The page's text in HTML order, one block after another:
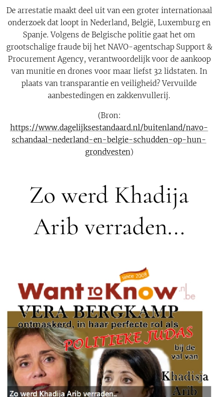
De arrestatie maakt deel uit van een groter internationaal
onderzoek dat loopt in Nederland, België, Luxemburg en
Spanje. Volgens de Belgische politie gaat het om
grootschalige fraude bij het NAVO-agentschap Support &
Procurement Agency, verantwoordelijk voor de aankoop
van munitie en drones voor maar liefst 32 lidstaten. In
plaats van transparantie en veiligheid? Vervuilde
aanbestedingen en zakkenvullerij.
(Bron:
https://www.dagelijksestandaard.nl/buitenland/navo-
schandaal-nederland-en-belgie-schudden-op-hun-
grondvesten)
Zo werd Khadija
Arib verraden...